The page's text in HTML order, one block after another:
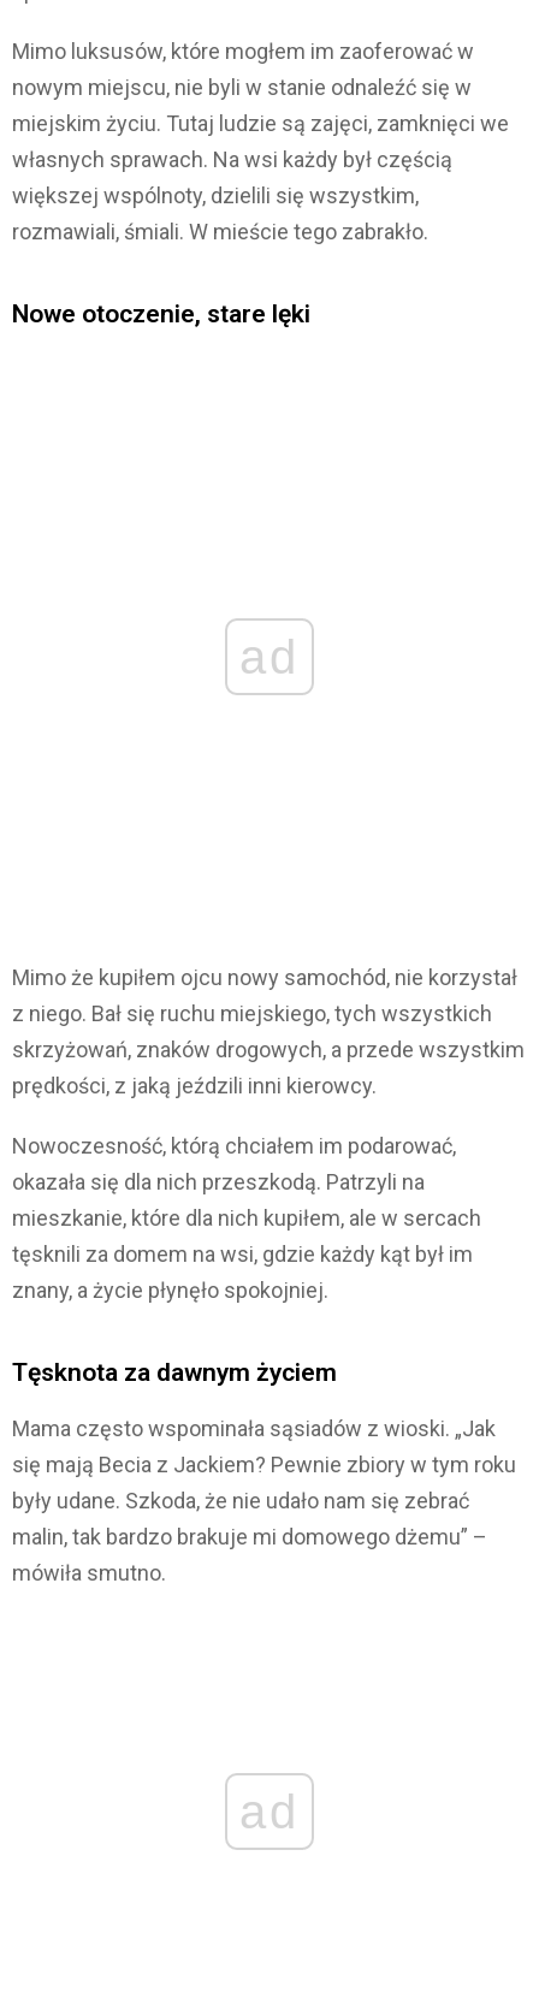
Mimo luksusów, które mogłem im zaoferować w
nowym miejscu, nie byli w stanie odnaleźć się w
miejskim życiu. Tutaj ludzie są zajęci, zamknięci we
własnych sprawach. Na wsi każdy był częścią
większej wspólnoty, dzielili się wszystkim,
rozmawiali, śmiali. W mieście tego zabrakło.
Nowe otoczenie, stare lęki
ad
Mimo że kupiłem ojcu nowy samochód, nie korzystał
z niego. Bał się ruchu miejskiego, tych wszystkich
skrzyżowań, znaków drogowych, a przede wszystkim
prędkości, z jaką jeździli inni kierowcy.
Nowoczesność, którą chciałem im podarować,
okazała się dla nich przeszkodą. Patrzyli na
mieszkanie, które dla nich kupiłem, ale w sercach
tęsknili za domem na wsi, gdzie każdy kąt był im
znany, a życie płynęło spokojniej.
Tęsknota za dawnym życiem
Mama często wspominała sąsiadów z wioski. „Jak
się mają Becia z Jackiem? Pewnie zbiory w tym roku
były udane. Szkoda, że nie udało nam się zebrać
malin, tak bardzo brakuje mi domowego dżemu” –
mówiła smutno.
ad